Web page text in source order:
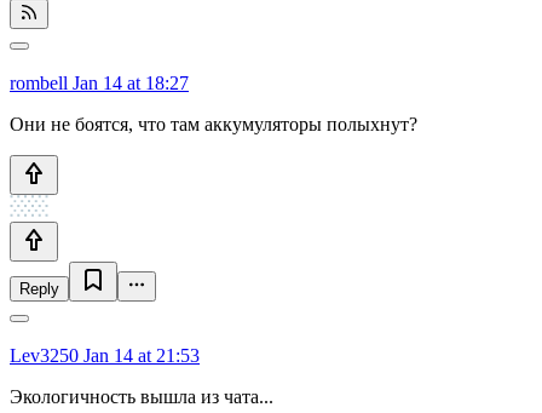
rombell Jan 14 at 18:27
Они не боятся, что там аккумуляторы полыхнут?
Reply
Lev3250 Jan 14 at 21:53
Экологичность вышла из чата...